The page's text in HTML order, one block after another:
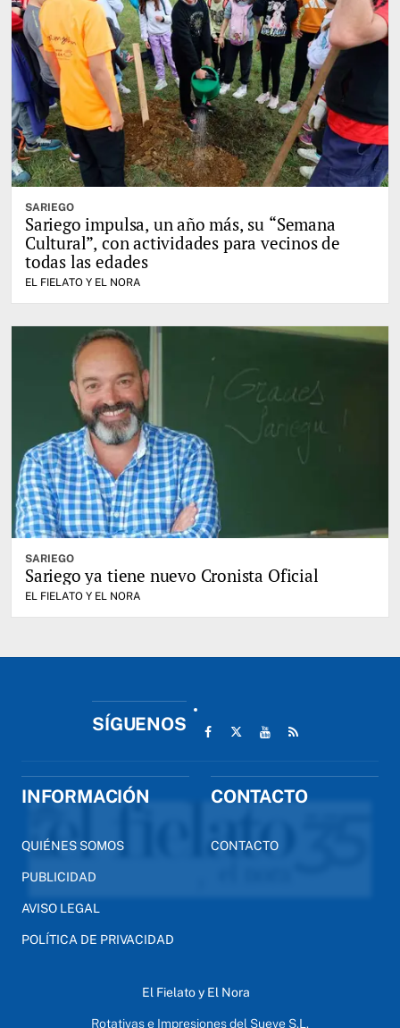
SARIEGO
Sariego impulsa, un año más, su “Semana
Cultural”, con actividades para vecinos de
todas las edades
EL FIELATO Y EL NORA
SARIEGO
Sariego ya tiene nuevo Cronista Oficial
EL FIELATO Y EL NORA
SÍGUENOS
INFORMACIÓN
QUIÉNES SOMOS
PUBLICIDAD
AVISO LEGAL
POLÍTICA DE PRIVACIDAD
CONTACTO
CONTACTO
El Fielato y El Nora
Rotativas e Impresiones del Sueve S.L.